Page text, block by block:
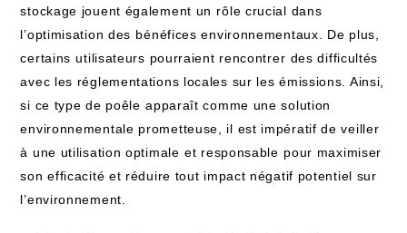
stockage jouent également un⁤ rôle crucial‍ dans
l’optimisation ​des ⁣bénéfices environnementaux. De plus,
certains⁢ utilisateurs pourraient rencontrer ⁢des difficultés
avec les réglementations locales ‌sur les émissions. Ainsi,
si ce type de poêle⁢ apparaît comme une solution
environnementale prometteuse, il est impératif de veiller
à‌ une utilisation ​optimale ⁤et responsable⁣ pour maximiser
son efficacité et réduire tout impact négatif potentiel ‍sur‍
l’environnement.